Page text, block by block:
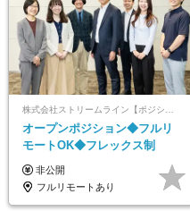
株式会社ストリームライン【ポジションマッチ登録】
オープンポジション◆フルリ
モートOK◆フレックス制
非公開
フルリモートあり